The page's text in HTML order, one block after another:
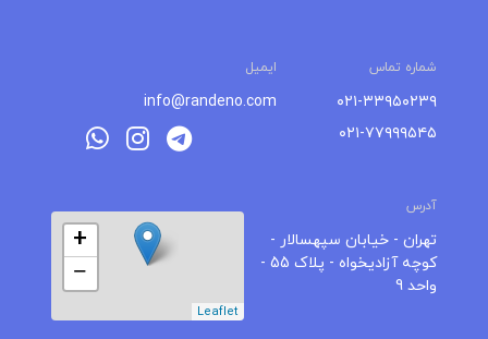
شماره تماس ایمیل
۰۲۱-۳۳۹۵۰۲۳۹
۰۲۱-۷۷۹۹۹۵۴۵
info@randeno.com
آدرس
تهران - خیابان سپهسالار -
کوچه آزادیخواه - پلاک 55 -
واحد 9
+
−
Leaflet